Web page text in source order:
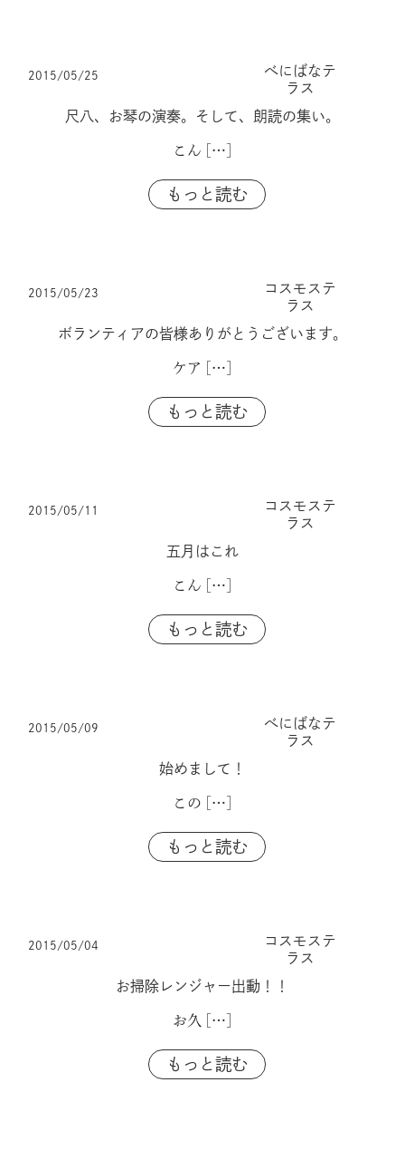
2015/05/25
べにばなテ
ラス
尺八、お琴の演奏。そして、朗読の集い。
こん […]
もっと読む
2015/05/23
コスモステ
ラス
ボランティアの皆様ありがとうございます。
ケア […]
もっと読む
2015/05/11
コスモステ
ラス
五月はこれ
こん […]
もっと読む
2015/05/09
べにばなテ
ラス
始めまして！
この […]
もっと読む
2015/05/04
コスモステ
ラス
お掃除レンジャー出動！！
お久 […]
もっと読む